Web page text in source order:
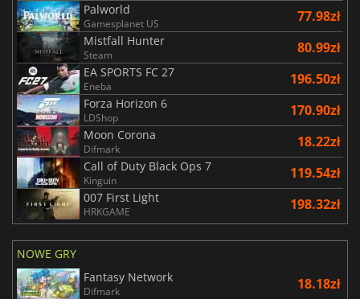
Palworld
Gamesplanet US 77.98zł
Mistfall Hunter
Steam 80.99zł
EA SPORTS FC 27
Eneba 196.50zł
Forza Horizon 6
LDShop 170.90zł
Moon Corona
Difmark 18.22zł
Call of Duty Black Ops 7
Kinguin 119.54zł
007 First Light
HRKGAME 198.32zł
NOWE GRY
Fantasy Network
Difmark 18.18zł